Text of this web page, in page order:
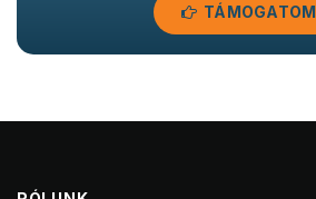
TÁMOGATOM